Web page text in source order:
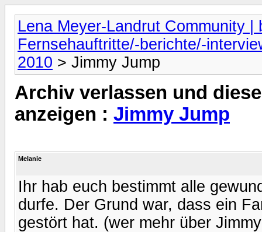
Lena Meyer-Landrut Community |
Fernsehauftritte/-berichte/-
2010 > Jimmy Jump
Archiv verlassen und
anzeigen : Jimmy Jump
Melanie
Ihr hab euch bestimmt alle
durfe. Der Grund war, dass ein
gestört hat. (wer mehr über